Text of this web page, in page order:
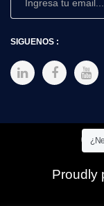
SIGUENOS :
Proudly